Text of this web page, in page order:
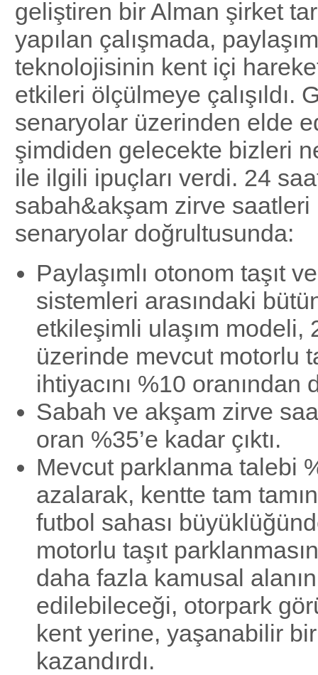
geliştiren bir Alman şirket
yapılan çalışmada,
teknolojisinin kent içi
etkileri ölçülmeye çalışıldı.
senaryolar üzerinden elde
şimdiden gelecekte bizleri
ile ilgili ipuçları verdi. 24
sabah&akşam zirve
senaryolar doğrultusunda:
Paylaşımlı otonom taşıt
sistemleri arasındaki
etkileşimli ulaşım modeli,
üzerinde mevcut motorlu
ihtiyacını %10 oranından
Sabah ve akşam zirve
oran %35’e kadar çıktı.
Mevcut parklanma talebi
azalarak, kentte tam
futbol sahası
motorlu taşıt
daha fazla kamusal
edilebileceği, otorpark
kent yerine, yaşanabilir bir
kazandırdı.